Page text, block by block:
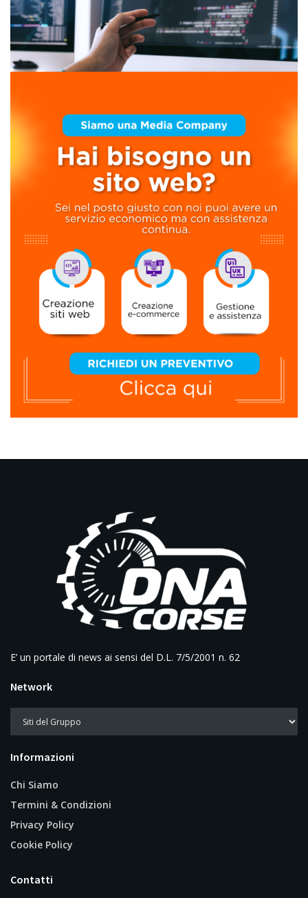
E’ un portale di news ai sensi del D.L. 7/5/2001 n. 62
Network
Informazioni
Chi Siamo
Termini & Condizioni
Privacy Policy
Cookie Policy
Contatti